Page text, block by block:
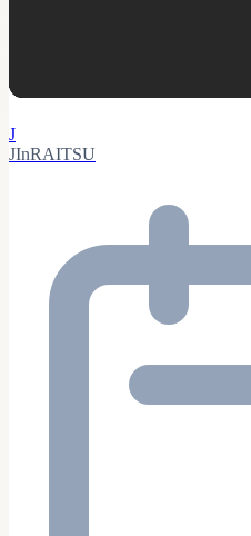
J
JInRAITSU